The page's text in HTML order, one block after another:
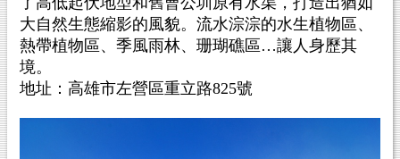
大自然生態縮影的風貌。流水淙淙的水生植物區、
熱帶植物區、季風雨林、珊瑚礁區…讓人身歷其
境。
地址：高雄市左營區重立路825號